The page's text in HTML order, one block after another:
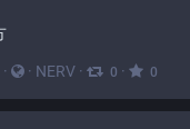
· · NERV · 0 · 0